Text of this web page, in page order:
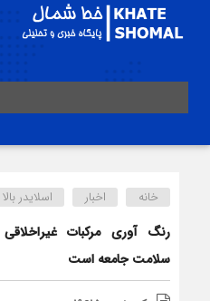
خانه اخبار اسلایدر بالا
رنگ آوری مرکبات
سلامت جامعه است